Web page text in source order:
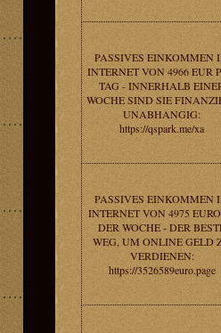
PASSIVES EINKOMMEN
INTERNET VON 4966 EUR
TAG - INNERHALB
WOCHE SIND SIE
UNABHANGIG:
https://qspark.me/xa
PASSIVES EINKOMMEN
INTERNET VON 4975
DER WOCHE - DER
WEG, UM ONLINE GELD
VERDIENEN:
https://3526589euro.page